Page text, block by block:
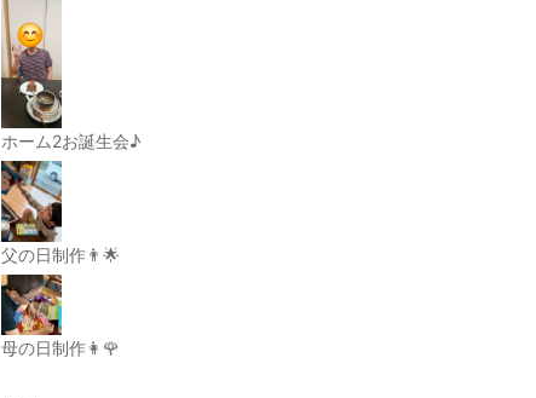
ホーム2お誕生会♪
父の日制作👨🌟
母の日制作👩🌹